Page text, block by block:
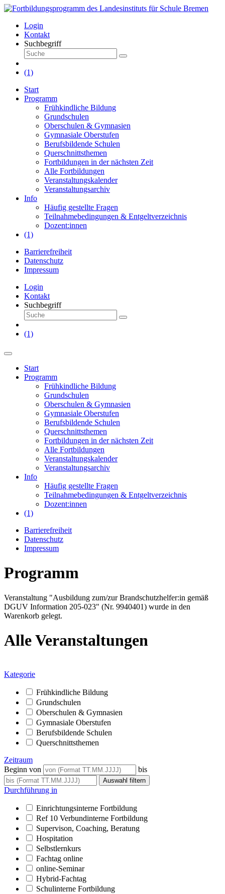
Login
Kontakt
Suchbegriff
(1)
Start
Programm
Frühkindliche Bildung
Grundschulen
Oberschulen & Gymnasien
Gymnasiale Oberstufen
Berufsbildende Schulen
Querschnittsthemen
Fortbildungen in der nächsten Zeit
Alle Fortbildungen
Veranstaltungskalender
Veranstaltungsarchiv
Info
Häufig gestellte Fragen
Teilnahmebedingungen & Entgeltverzeichnis
Dozent:innen
(1)
Barrierefreiheit
Datenschutz
Impressum
Login
Kontakt
Suchbegriff
(1)
Start
Programm
Frühkindliche Bildung
Grundschulen
Oberschulen & Gymnasien
Gymnasiale Oberstufen
Berufsbildende Schulen
Querschnittsthemen
Fortbildungen in der nächsten Zeit
Alle Fortbildungen
Veranstaltungskalender
Veranstaltungsarchiv
Info
Häufig gestellte Fragen
Teilnahmebedingungen & Entgeltverzeichnis
Dozent:innen
(1)
Barrierefreiheit
Datenschutz
Impressum
Programm
Veranstaltung "Ausbildung zum/zur Brandschutzhelfer:in gemäß
DGUV Information 205-023" (Nr. 9940401) wurde in den
Warenkorb gelegt.
Alle Veranstaltungen
Kategorie
Frühkindliche Bildung
Grundschulen
Oberschulen & Gymnasien
Gymnasiale Oberstufen
Berufsbildende Schulen
Querschnittsthemen
Zeitraum
Beginn von
bis
Durchführung in
Einrichtungsinterne Fortbildung
Ref 10 Verbundinterne Fortbildung
Supervison, Coaching, Beratung
Hospitation
Selbstlernkurs
Fachtag online
online-Seminar
Hybrid-Fachtag
Schulinterne Fortbildung